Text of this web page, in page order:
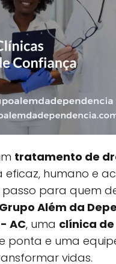
tratamento de
eficaz, humano e
para quem
Grupo Além da
AC, uma clínica
ponta e uma
vidas.